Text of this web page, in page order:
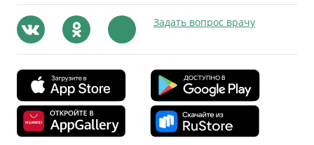
Задать вопрос врачу